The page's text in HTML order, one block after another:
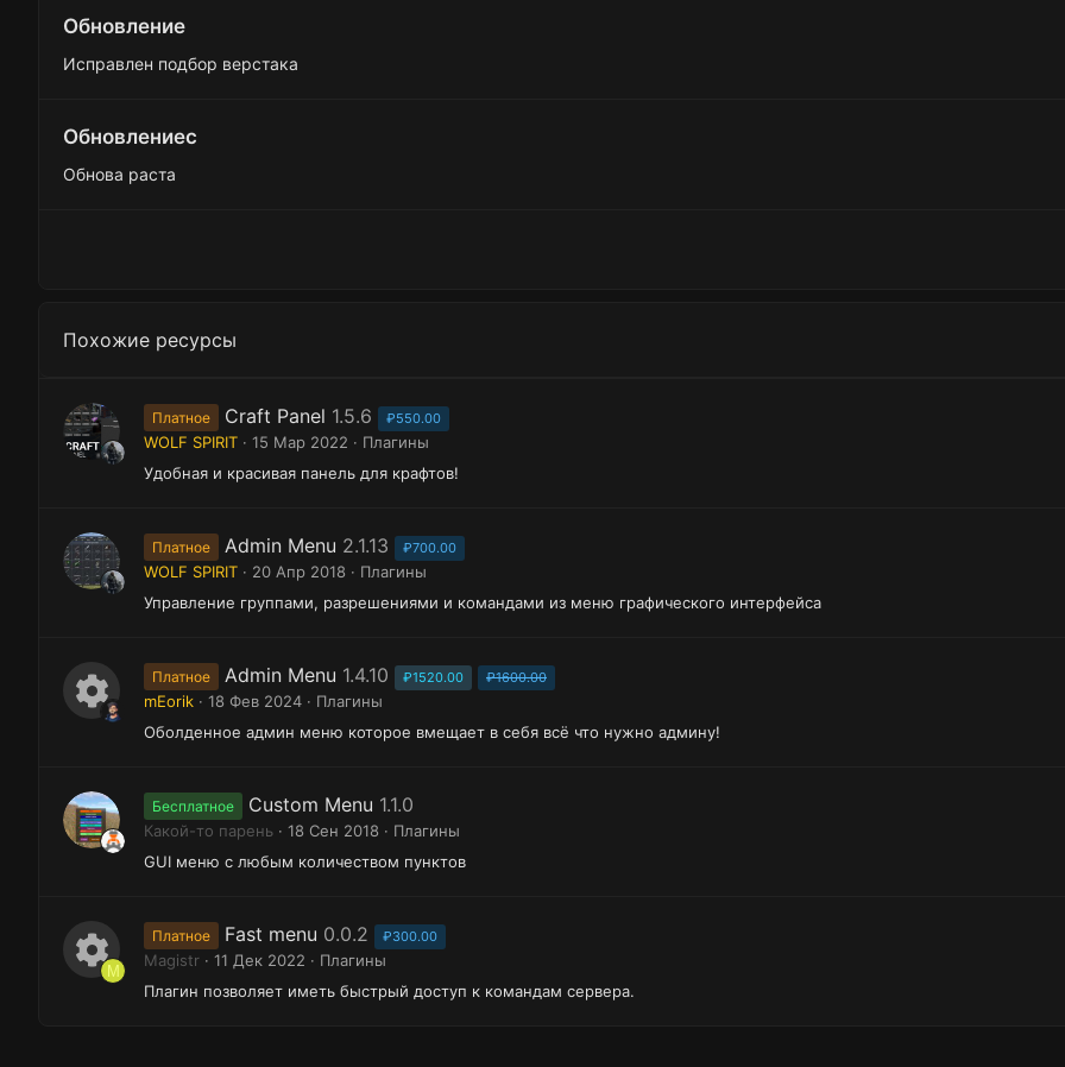
Обновление
Исправлен подбор верстака
Обновлениеc
Обнова раста
Похожие ресурсы
Платное Craft Panel 1.5.6 ₽550.00
WOLF SPIRIT 15 Мар 2022
Плагины
Удобная и красивая панель для крафтов!
Платное Admin Menu 2.1.13 ₽700.00
WOLF SPIRIT 20 Апр 2018
Плагины
Управление группами, разрешениями и командами из меню графического интерфейса
о
н
р
е
Платное Admin Menu 1.4.10 ₽1520.00 ₽1600.00
mEorik 18 Фев 2024
Плагины
Оболденное админ меню которое вмещает в себя всё что нужно админу!
Бесплатное Custom Menu 1.1.0
Какой-то парень 18 Сен 2018
Плагины
GUI меню с любым количеством пунктов
И
M
Платное Fast menu 0.0.2 ₽300.00
Magistr 11 Дек 2022
Плагины
Плагин позволяет иметь быстрый доступ к командам сервера.